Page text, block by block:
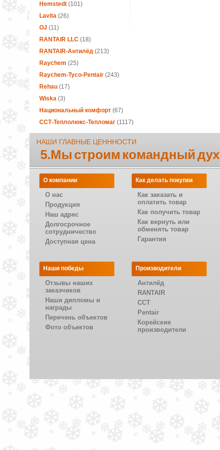
Hemstedt(101)
Lavita(26)
OJ (11)
RANTAIR LLC(18)
RANTAIR-Антилёд(213)
Raychem (25)
Raychem-Tyco-Pentair (243)
Rehau(17)
Wiska(3)
Национальный комфорт(67)
ССТ-Теплолюкс-Тепломаг(1117)
НАШИ ГЛАВНЫЕ ЦЕНННОСТИ
5.Мы строим командный
О компании
О нас
Продукция
Наш адрес
Долгосрочное
сотрудничество
Доступная цена
Как делать покупки
Как заказать и
оплатить товар
Как получить товар
Как вернуть или
обменять товар
Гарантия
Наши победы
Отзывы наших
заказчиков
Наши дипломы и
награды
Перечень объектов
Фото объектов
Производители
Антилёд
RANTAIR
CCT
Pentair
Корейские
производители